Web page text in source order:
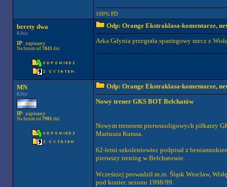
100% PD
berety dwa
Kibic
IP: zapisany
Na forum od 7843dni
Odp: Orange Ekstraklasa-komentarze,
Arka Gdynia przegrała sparingowy mecz z
MN
Kibic
IP: zapisany
Na forum od 7981 dni
Odp: Orange Ekstraklasa-komentarze,
Nowy trener GKS BOT Bełchatów
Nowym trenerem pierwszoligowych piłkarzy
Mariusza Kurasa.
62-letni szkoleniowiec podpisał z
pierwszy trening w Bełchatowie.
Wcześniej prowadził m.in. Śląsk Wrocław,
pod koniec sezonu 1998/99.